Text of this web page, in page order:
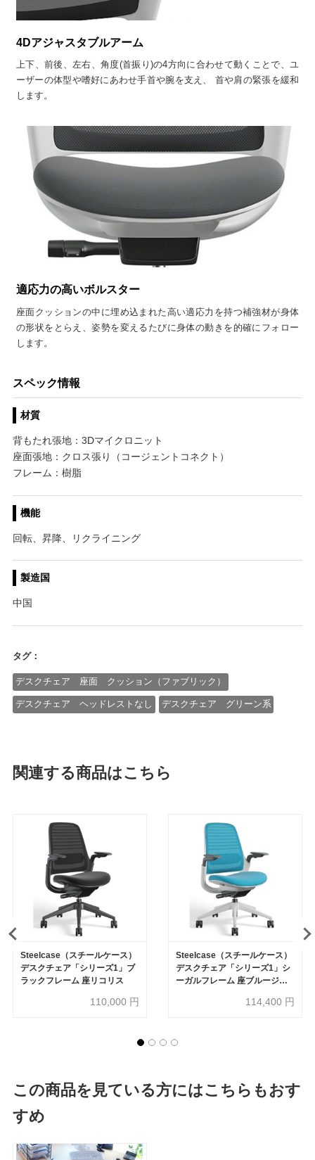
4Dアジャスタブルアーム
上下、前後、左右、角度(首振り)の4方向に合わせて動くことで、ユ
ーザーの体型や嗜好にあわせ手首や腕を支え、 首や肩の緊張を緩和
します。
適応力の高いボルスター
座面クッションの中に埋め込まれた高い適応力を持つ補強材が身体
の形状をとらえ、姿勢を変えるたびに身体の動きを的確にフォロー
します。
スペック情報
材質
背もたれ張地：3Dマイクロニット
座面張地：クロス張り（コージェントコネクト）
フレーム：樹脂
機能
回転、昇降、リクライニング
製造国
中国
タグ：
デスクチェア 座面 クッション（ファブリック）
デスクチェア ヘッドレストなし デスクチェア グリーン系
関連する商品はこちら
Steelcase（スチールケース）
デスクチェア「シリーズ1」ブ
ラックフレーム 座リコリス
110,000 円
Steelcase（スチールケース）
デスクチェア「シリーズ1」シ
ーガルフレーム 座ブルージェ
114,400 円
この商品を見ている方にはこちらもおす
すめ